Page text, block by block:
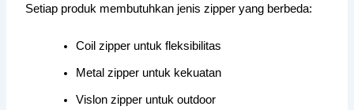
Setiap produk membutuhkan jenis zipper yang berbeda:
Coil zipper untuk fleksibilitas
Metal zipper untuk kekuatan
Vislon zipper untuk outdoor